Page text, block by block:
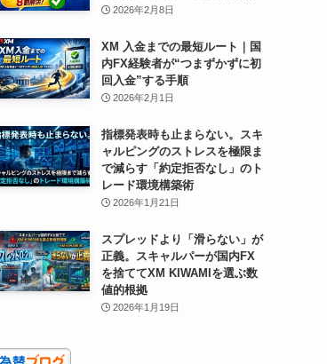
2026年2月8日
XM 入金までの最短ルート｜国
内FX経験者が“つまずかずに初
回入金”する手順
2026年2月1日
指標発表時も止まらない。スキ
ャルピングのストレスを極限ま
で減らす「約定拒否なし」のト
レード環境構築術
2026年1月21日
スプレッドより「滑らない」が
正義。スキャルパーが国内FX
を捨ててXM KIWAMIを選ぶ数
値的根拠
2026年1月19日